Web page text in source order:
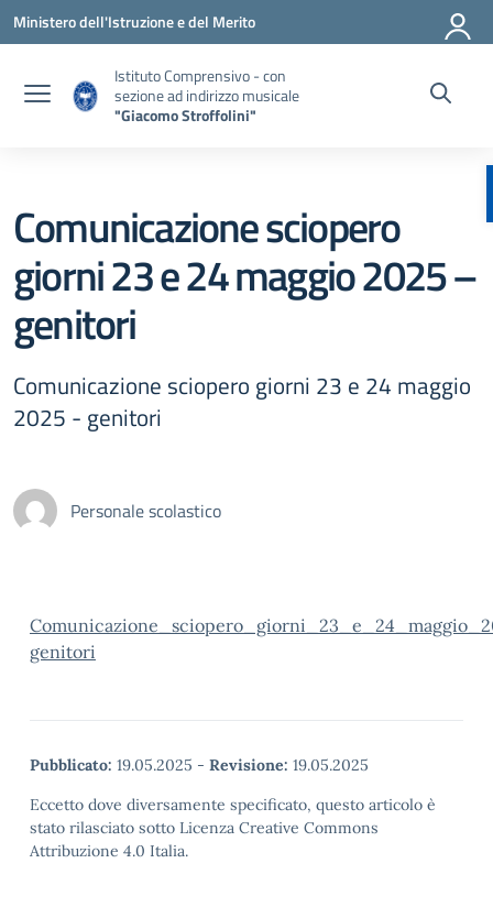
Vai ai contenuti
Vai al menu di navigazione
Vai al footer
Ministero dell'Istruzione e del Merito
Istituto Comprensivo - con
sezione ad indirizzo musicale
"Giacomo Stroffolini"
Comunicazione sciopero
giorni 23 e 24 maggio 2025 –
genitori
Comunicazione sciopero giorni 23 e 24 maggio
2025 - genitori
Personale scolastico
genitori
Pubblicato: 19.05.2025 - Revisione: 19.05.2025
Eccetto dove diversamente specificato, questo articolo è
stato rilasciato sotto Licenza Creative Commons
Attribuzione 4.0 Italia.